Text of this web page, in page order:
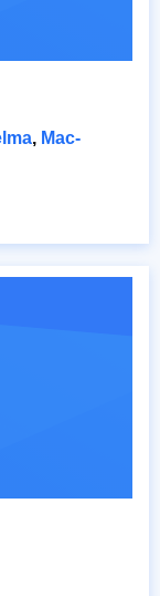
, Mac-